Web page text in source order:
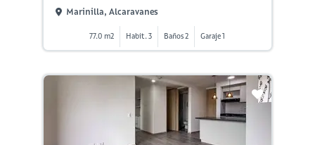
Marinilla, Alcaravanes
77.0 m2 Habit. 3 Baños 2 Garaje 1